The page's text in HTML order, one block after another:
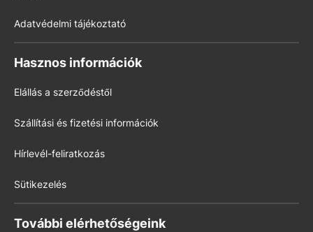
Adatvédelmi tájékoztató
Hasznos információk
Elállás a szerződéstől
Szállítási és fizetési információk
Hírlevél-feliratkozás
Sütikezelés
További elérhetőségeink